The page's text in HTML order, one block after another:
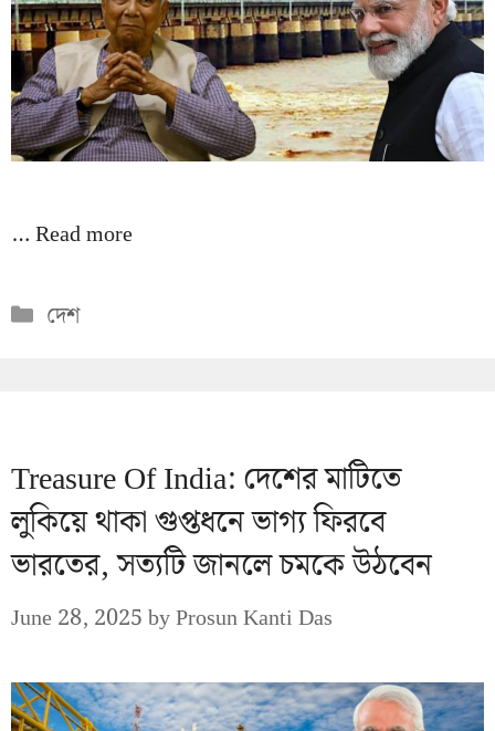
…Read more
Categories
দেশ
Treasure Of India: দেশের মাটিতে
লুকিয়ে থাকা গুপ্তধনে ভাগ্য ফিরবে
ভারতের, সত্যটি জানলে চমকে উঠবেন
June 28, 2025byProsun Kanti Das